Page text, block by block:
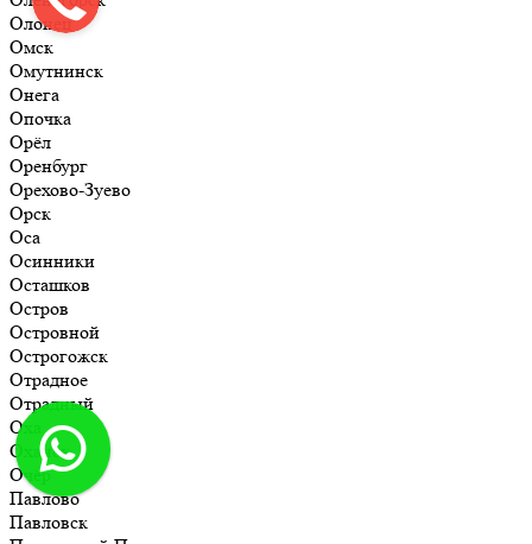
Олонец
Омск
Омутнинск
Онега
Опочка
Орёл
Оренбург
Орехово-Зуево
Орск
Оса
Осинники
Осташков
Остров
Островной
Острогожск
Отрадное
Отрадный
Оха
Оханск
Очёр
Павлово
Павловск